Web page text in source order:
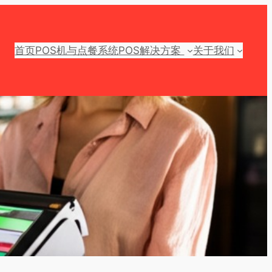
首页POS机与点餐系统POS解决方案 关于我们